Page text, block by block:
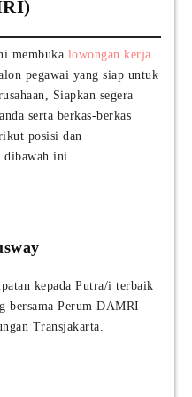
membuka lowongan kerja
pegawai yang siap untuk
Siapkan segera
serta berkas-berkas
posisi dan
dibawah ini.
kepada Putra/i terbaik
bersama Perum DAMRI
Transjakarta.